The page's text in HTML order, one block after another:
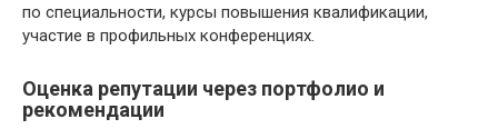
по специальности, курсы повышения квалификации,
участие в профильных конференциях.
Оценка репутации через портфолио и
рекомендации